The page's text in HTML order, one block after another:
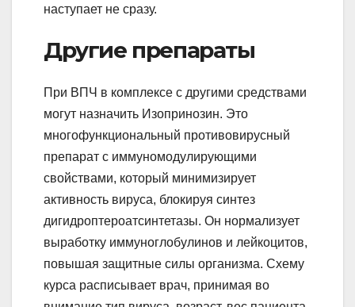
наступает не сразу.
Другие препараты
При ВПЧ в комплексе с другими средствами
могут назначить Изопринозин. Это
многофункциональный противовирусный
препарат с иммуномодулирующими
свойствами, который минимизирует
активность вируса, блокируя синтез
дигидроптероатсинтетазы. Он нормализует
выработку иммуноглобулинов и лейкоцитов,
повышая защитные силы организма. Схему
курса расписывает врач, принимая во